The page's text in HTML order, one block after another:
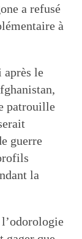
a refusé
à
après le
patrouille
guerre
la